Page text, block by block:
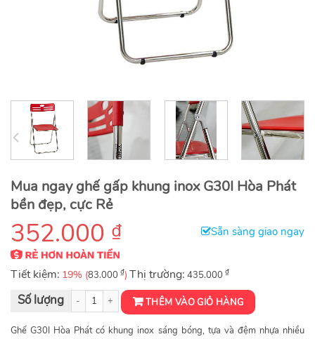
Mua ngay ghế gấp khung inox G30I Hòa Phát
bền đẹp, cực Rẻ
352.000 ₫ Sẵn sàng giao ngay
Tiết kiệm: 19% (83.000 ₫) Thị trường: 435.000 ₫
GHẾ GẤP HÒA PHÁT G30I Khung INOX số lượng
THÊM VÀO GIỎ HÀNG
Ghế G30I Hòa Phát có khung inox sáng bóng, tựa và đệm nhựa nhiều